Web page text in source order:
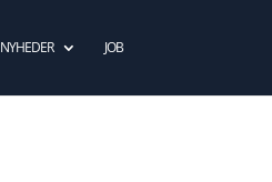
NYHEDER JOB